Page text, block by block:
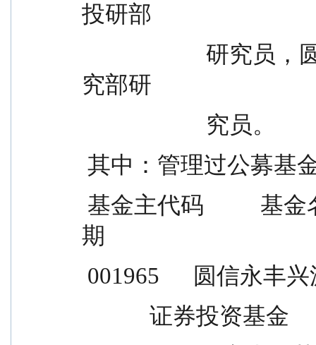
投研部
究部研
                      究员。
其中：管理过公募基
期
001965      圆信永丰
            证券投资基金